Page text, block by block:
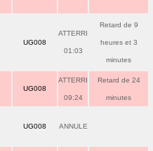
UG008
ATTERRI
01:03
Retard de 9
heures et 3
minutes
UG008
ATTERRI
09:24
Retard de 24
minutes
UG008 ANNULE